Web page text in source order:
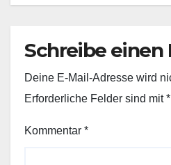
Schreibe
Deine E-Mail-Adresse wird
Erforderliche Felder sind mit*
Kommentar *